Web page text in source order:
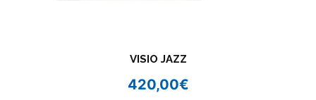
VISIO JAZZ
420,00€